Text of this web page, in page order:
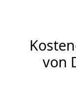
von